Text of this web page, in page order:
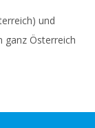
und
ganz Österreich